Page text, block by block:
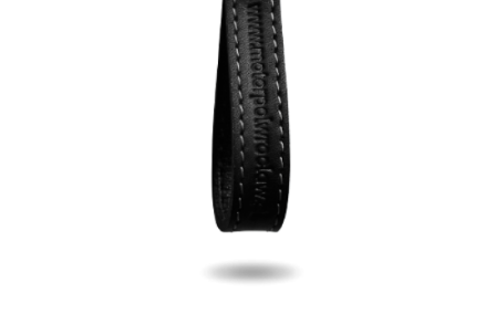
FR ES
Política de Privacidade